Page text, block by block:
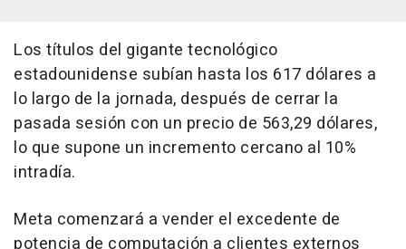
Los títulos del gigante tecnológico
estadounidense subían hasta los 617 dólares a
lo largo de la jornada, después de cerrar la
pasada sesión con un precio de 563,29 dólares,
lo que supone un incremento cercano al 10%
intradía.
Meta comenzará a vender el excedente de